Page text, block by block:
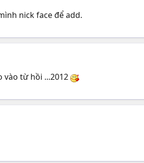
nick face để add.
từ hồi ...2012